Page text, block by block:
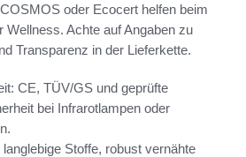
oder Ecocert helfen beim
Wellness. Achte auf Angaben zu
Transparenz in der Lieferkette.
CE, TÜV/GS und geprüfte
bei Infrarotlampen oder
Stoffe, robust vernähte